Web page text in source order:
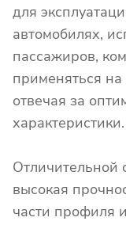
для
автомобилях,
пассажиров,
применяться
отвечая за
характеристики.
Отличительной
высокая
части профиля